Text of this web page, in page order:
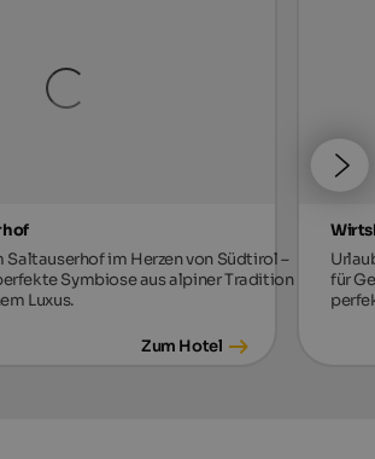
im Herzen von Südtirol –
Symbiose aus alpiner Tradition
Luxus.
Zum Hotel
für